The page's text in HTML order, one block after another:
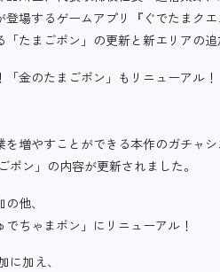
場するゲームアプリ『ぐでたまク
「たまごポン」の更新と新エリアの
金のたまごポン」もリニューアル！
増やすことができる本作のガチャ
ポン」の内容が更新されました。
他、
でちゃまポン」にリニューアル！
に加え、